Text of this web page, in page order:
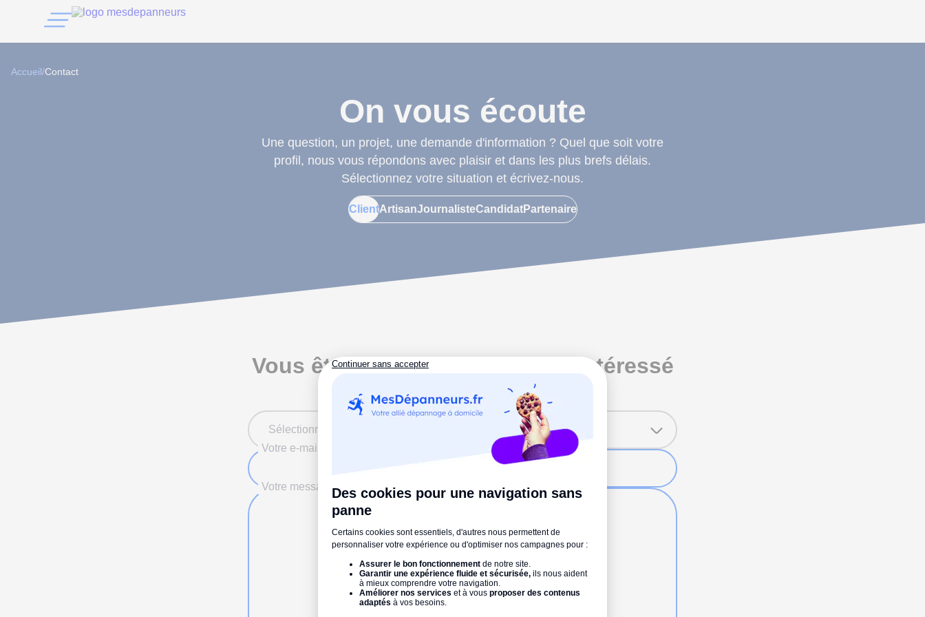
Accueil/Contact
On vous écoute
Une question, un projet, une demande d'information ? Quel que soit votre
profil, nous vous répondons avec plaisir et dans les plus brefs délais.
Sélectionnez votre situation et écrivez-nous.
ClientArtisanJournalisteCandidatPartenaire
Vous êtes client chez nous ou intéressé
par nos services ?
Votre e-mail
Votre message